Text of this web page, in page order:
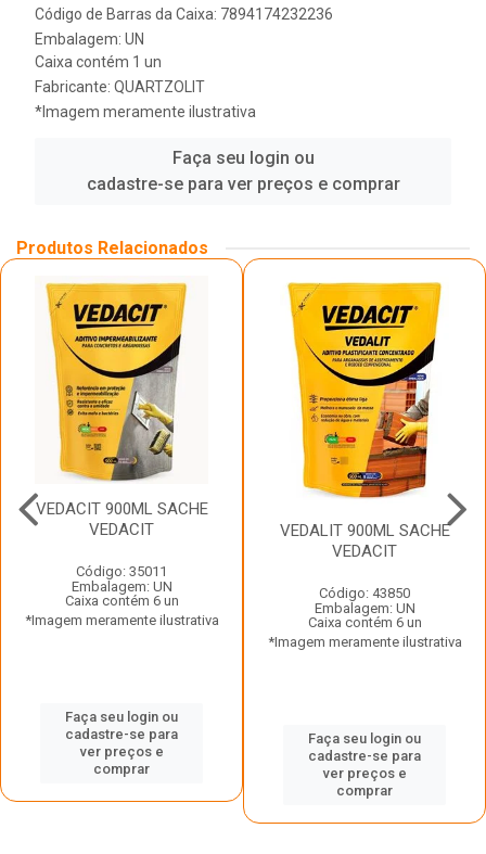
Código de Barras da Caixa: 7894174232236
Embalagem: UN
Caixa contém 1 un
Fabricante: QUARTZOLIT
*Imagem meramente ilustrativa
Faça seu login ou
cadastre-se para ver preços e comprar
Produtos Relacionados
VEDACIT 900ML SACHE
VEDACIT
Código: 35011
Embalagem: UN
Caixa contém 6 un
*Imagem meramente ilustrativa
Faça seu login ou
cadastre-se para
ver preços e
comprar
VEDALIT 900ML SACHE
VEDACIT
Código: 43850
Embalagem: UN
Caixa contém 6 un
*Imagem meramente ilustrativa
Faça seu login ou
cadastre-se para
ver preços e
comprar